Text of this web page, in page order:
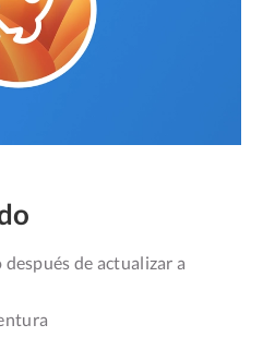
de actualizar a